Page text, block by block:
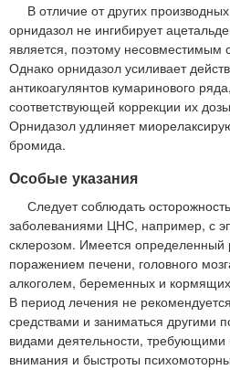
В отличие от других
орнидазол не ингибирует
является, поэтому несовместимым
Однако орнидазол усиливает
антикоагулянтов кумаринового
соответствующей коррекции их
Орнидазол удлиняет
бромида.
Особые указания
Следует соблюдать
заболеваниями ЦНС, например, с
склерозом. Имеется определенный
поражением печени, головного
алкоголем, беременных и
В период лечения не
средствами и заниматься другими
видами деятельности,
внимания и быстроты